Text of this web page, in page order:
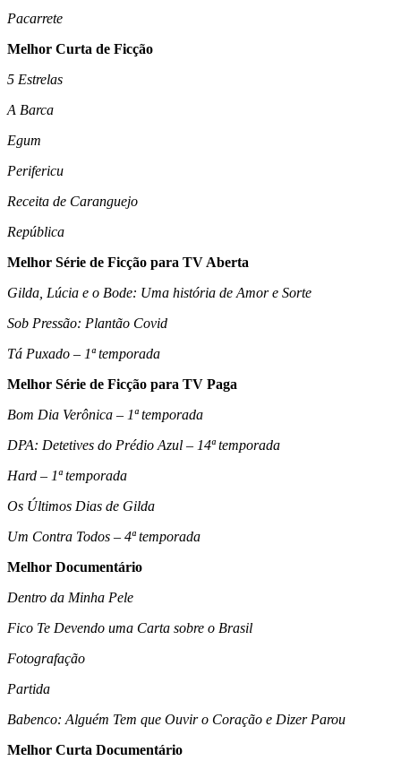
Pacarrete
Melhor Curta de Ficção
5 Estrelas
A Barca
Egum
Perifericu
Receita de Caranguejo
República
Melhor Série de Ficção para TV Aberta
Gilda, Lúcia e o Bode: Uma história de Amor e Sorte
Sob Pressão: Plantão Covid
Tá Puxado – 1ª temporada
Melhor Série de Ficção para TV Paga
Bom Dia Verônica – 1ª temporada
DPA: Detetives do Prédio Azul – 14ª temporada
Hard – 1ª temporada
Os Últimos Dias de Gilda
Um Contra Todos – 4ª temporada
Melhor Documentário
Dentro da Minha Pele
Fico Te Devendo uma Carta sobre o Brasil
Fotografação
Partida
Babenco: Alguém Tem que Ouvir o Coração e Dizer Parou
Melhor Curta Documentário